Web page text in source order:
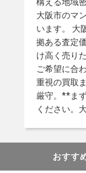
おすす
大阪市のマ
います。 大
拠ある査定
け高く売り
ご希望に合
重視の買取
厳守。**ま
ください。